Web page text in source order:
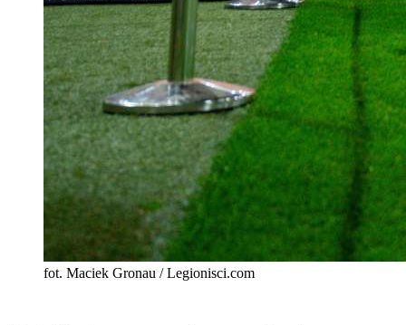
fot. Maciek Gronau / Legionisci.com